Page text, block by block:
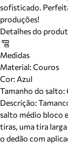
sofisticado.
produções!
Detalhes do
Medidas
Material: Couros
Cor: Azul
Tamanho do salto:
Descrição:
salto médio bloco
tiras, uma tira
o dedão com